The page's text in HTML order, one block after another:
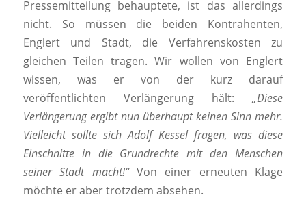
Pressemitteilung behauptete, ist das allerdings
nicht. So müssen die beiden Kontrahenten,
Englert und Stadt, die Verfahrenskosten zu
gleichen Teilen tragen. Wir wollen von Englert
wissen, was er von der kurz darauf
veröffentlichten Verlängerung hält:„Diese
Verlängerung ergibt nun überhaupt keinen Sinn mehr.
Vielleicht sollte sich Adolf Kessel fragen, was diese
Einschnitte in die Grundrechte mit den Menschen
seiner Stadt macht!“Von einer erneuten Klage
möchte er aber trotzdem absehen.